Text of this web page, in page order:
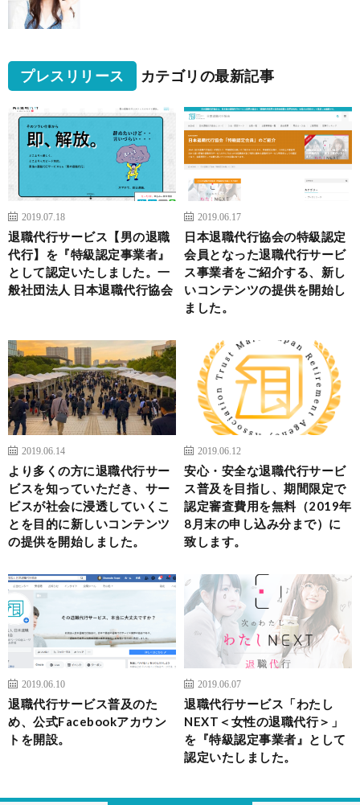
プレスリリース カテゴリの最新記事
2019.07.18
退職代行サービス【男の退職
代行】を『特級認定事業者』
として認定いたしました。一
般社団法人 日本退職代行協会
2019.06.17
日本退職代行協会の特級認定
会員となった退職代行サービ
ス事業者をご紹介する、新し
いコンテンツの提供を開始し
ました。
2019.06.14
より多くの方に退職代行サー
ビスを知っていただき、サー
ビスが社会に浸透していくこ
とを目的に新しいコンテンツ
の提供を開始しました。
2019.06.12
安心・安全な退職代行サービ
ス普及を目指し、期間限定で
認定審査費用を無料（2019年
8月末の申し込み分まで）に
致します。
2019.06.10
退職代行サービス普及のた
め、公式Facebookアカウン
トを開設。
2019.06.07
退職代行サービス「わたし
NEXT＜女性の退職代行＞」
を『特級認定事業者』として
認定いたしました。